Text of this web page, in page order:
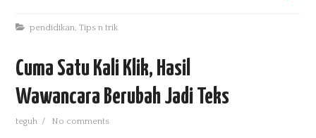
pendidikan,Tips n trik
Cuma Satu Kali Klik, Hasil
Wawancara Berubah Jadi Teks
teguh / No comments